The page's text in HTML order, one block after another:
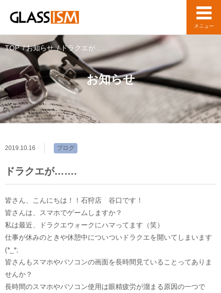
お知らせ
TOP お知らせ ドラクエが…….
2019.10.16 ブログ
ドラクエが…….
皆さん、こんにちは！！石狩店 谷口です！
皆さんは、スマホでゲームしますか？
私は最近、ドラクエウォークにハマってます（笑）
仕事が休みのときや休憩中についついドラクエを開いてしまいます
(*_*;
皆さんもスマホやパソコンの画面を長時間見ていることってありま
せんか？
長時間のスマホやパソコン使用は眼精疲労が溜まる原因の一つで